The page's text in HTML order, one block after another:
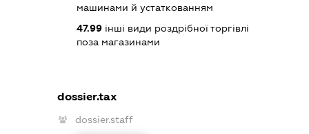
машинами й устаткованням
47.99інші види роздрібної торгівлі
поза магазинами
dossier.tax
dossier.staff